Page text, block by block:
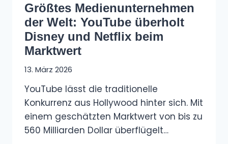
Größtes Medienunternehmen
der Welt: YouTube überholt
Disney und Netflix beim
Marktwert
13. März 2026
YouTube lässt die traditionelle
Konkurrenz aus Hollywood hinter sich. Mit
einem geschätzten Marktwert von bis zu
560 Milliarden Dollar überflügelt…